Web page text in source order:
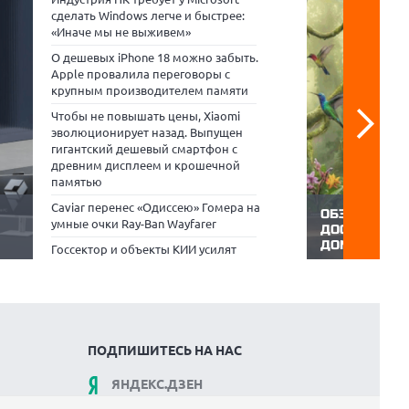
сделать Windows легче и быстрее:
«Иначе мы не выживем»
О дешевых iPhone 18 можно забыть.
Apple провалила переговоры с
крупным производителем памяти
Чтобы не повышать цены, Xiaomi
эволюционирует назад. Выпущен
гигантский дешевый смартфон с
древним дисплеем и крошечной
памятью
Caviar перенес «Одиссею» Гомера на
умные очки Ray-Ban Wayfarer
Госсектор и объекты КИИ усилят
ОБЗОР
ДОСТУПНЫЙ
ДОМАШНЕГО
55-дюймовые
ПОДПИШИТЕСЬ НА НАС
ЯНДЕКС.ДЗЕН